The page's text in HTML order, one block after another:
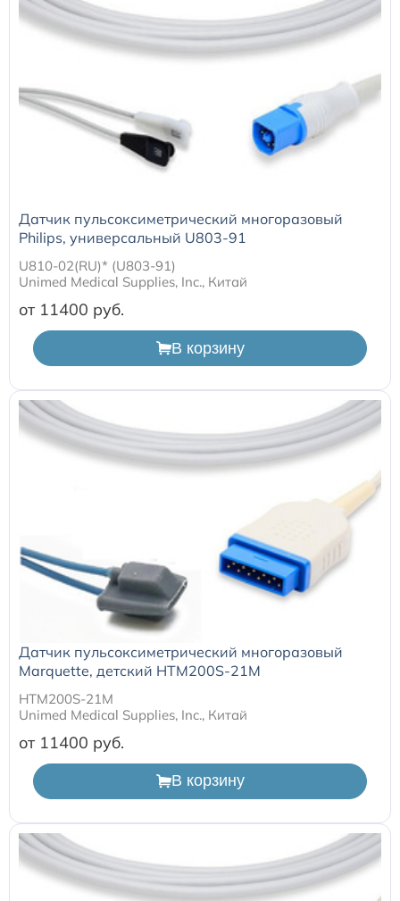
Датчик пульсоксиметрический многоразовый
Philips, универсальный U803-91
U810-02(RU)* (U803-91)
Unimed Medical Supplies, Inc., Китай
от 11400
В корзину
Датчик пульсоксиметрический многоразовый
Marquette, детский HTM200S-21M
HTM200S-21M
Unimed Medical Supplies, Inc., Китай
от 11400
В корзину
Расходные материалы к аппарату Авента-М
Расходные материалы к аппаратам ИВЛ Hamilton
Расходные материалы к аппаратам ИВЛ Mindray
Расходные материалы к аппаратам ИВЛ Drager
Расходные материалы к аппаратам Philips